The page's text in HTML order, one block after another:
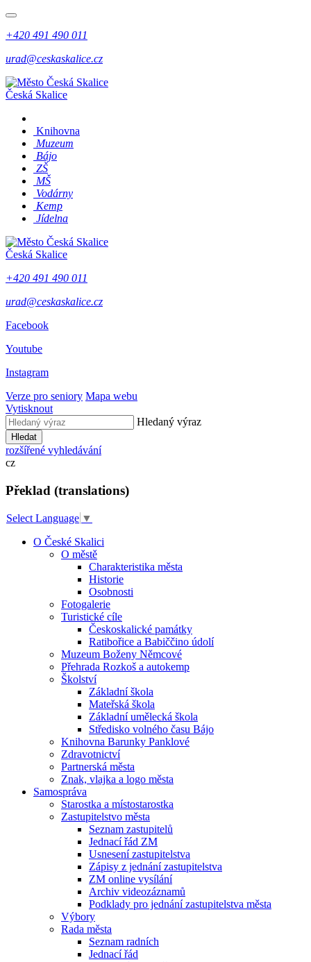
+420 491 490 011
urad@ceskaskalice.cz
Česká Skalice
Knihovna
Muzeum
Bájo
ZŠ
MŠ
Vodárny
Kemp
Jídelna
Česká Skalice
+420 491 490 011
urad@ceskaskalice.cz
Facebook
Youtube
Instagram
Verze pro seniory Mapa webu
Vytisknout
Hledaný výraz
Hledat
rozšířené vyhledávání
cz
Překlad (translations)
Select Language ▼
O České Skalici
O městě
Charakteristika města
Historie
Osobnosti
Fotogalerie
Turistické cíle
Českoskalické památky
Ratibořice a Babiččino údolí
Muzeum Boženy Němcové
Přehrada Rozkoš a autokemp
Školství
Základní škola
Mateřská škola
Základní umělecká škola
Středisko volného času Bájo
Knihovna Barunky Panklové
Zdravotnictví
Partnerská města
Znak, vlajka a logo města
Samospráva
Starostka a místostarostka
Zastupitelstvo města
Seznam zastupitelů
Jednací řád ZM
Usnesení zastupitelstva
Zápisy z jednání zastupitelstva
ZM online vysílání
Archiv videozáznamů
Podklady pro jednání zastupitelstva města
Výbory
Rada města
Seznam radních
Jednací řád